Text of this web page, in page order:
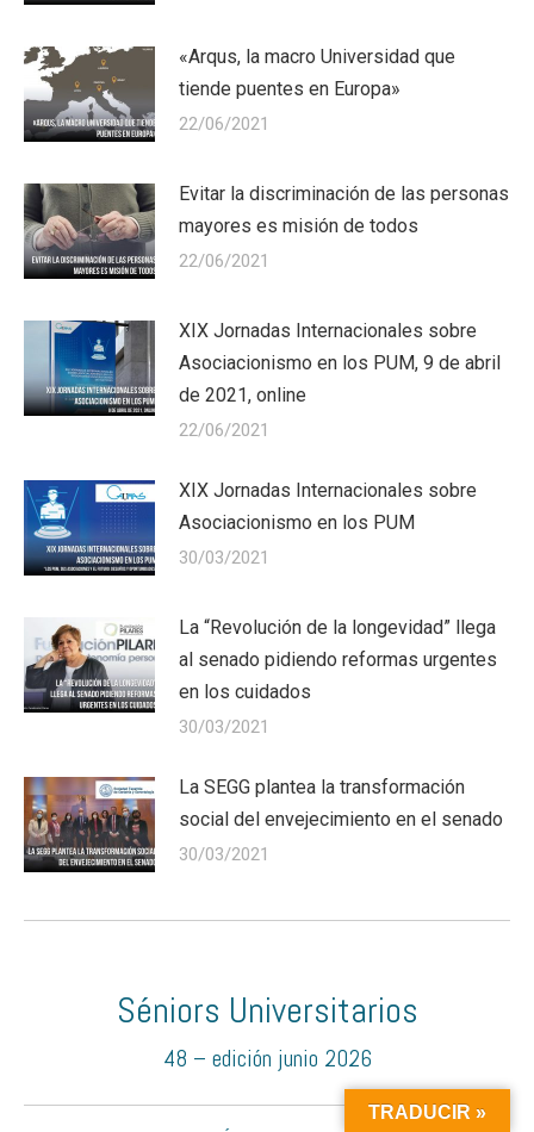
«Arqus, la macro Universidad que
tiende puentes en Europa»
22/06/2021
Evitar la discriminación de las personas
mayores es misión de todos
22/06/2021
XIX Jornadas Internacionales sobre
Asociacionismo en los PUM, 9 de abril
de 2021, online
22/06/2021
XIX Jornadas Internacionales sobre
Asociacionismo en los PUM
30/03/2021
La “Revolución de la longevidad” llega
al senado pidiendo reformas urgentes
en los cuidados
30/03/2021
La SEGG plantea la transformación
social del envejecimiento en el senado
30/03/2021
Séniors Universitarios
48 – edición junio 2026
TRADUCIR »